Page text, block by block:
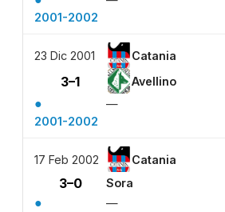
2001-2002
23 Dic 2001 Catania
3–1 Avellino
●
—
2001-2002
17 Feb 2002 Catania
3–0 Sora
●
—